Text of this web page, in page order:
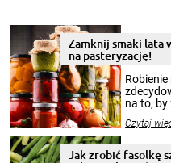
Zamknij smaki lata
na pasteryzację!
na to,
pełni
Czytaj
Jak zrobić fasolkę